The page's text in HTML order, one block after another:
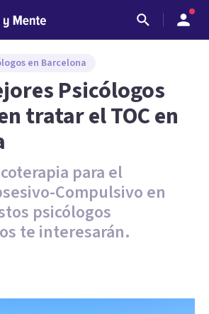
en Barcelona
Psicólogos
tratar el TOC en
para el
Compulsivo en
psicólogos
te interesarán.